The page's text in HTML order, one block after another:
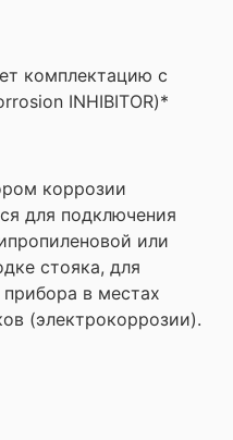
комплектацию с
INHIBITOR)*
коррозии
для подключения
или
стояка, для
в местах
(электрокоррозии).